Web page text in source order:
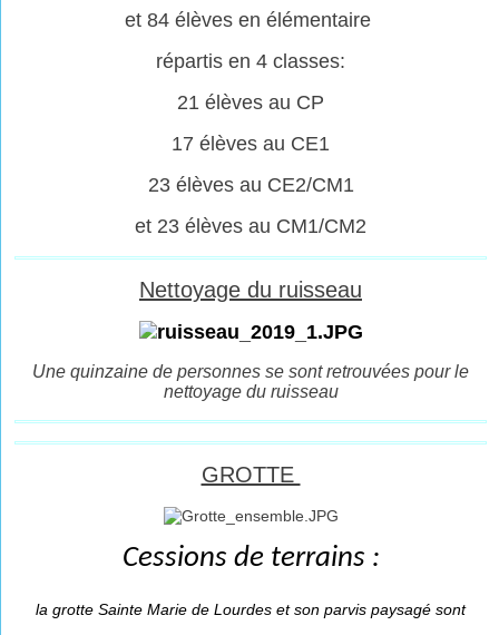
et 84 élèves en élémentaire
répartis en 4 classes:
21 élèves au CP
17 élèves au CE1
23 élèves au CE2/CM1
et 23 élèves au CM1/CM2
Nettoyage du ruisseau
Une quinzaine de personnes se sont retrouvées pour le
nettoyage du ruisseau
GROTTE
Cessions de terrains :
la grotte Sainte Marie de Lourdes et son parvis paysagé sont